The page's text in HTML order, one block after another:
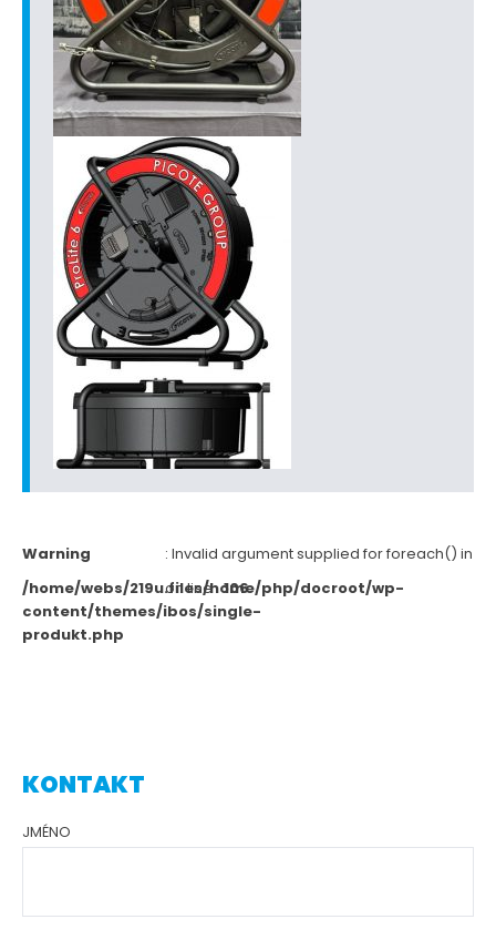
Warning
: Invalid argument supplied for foreach() in
/home/webs/219u.files/home/php/docroot/wp-
content/themes/ibos/single-
produkt.php
on line 106
KONTAKT
JMÉNO